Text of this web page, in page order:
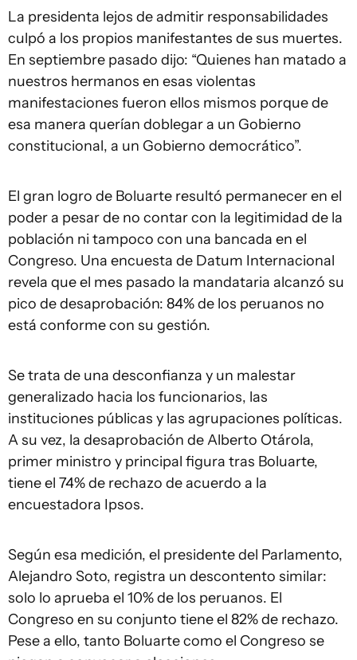
La presidenta lejos de admitir responsabilidades
culpó a los propios manifestantes de sus muertes.
En septiembre pasado dijo: “Quienes han matado a
nuestros hermanos en esas violentas
manifestaciones fueron ellos mismos porque de
esa manera querían doblegar a un Gobierno
constitucional, a un Gobierno democrático”.
El gran logro de Boluarte resultó permanecer en el
poder a pesar de no contar con la legitimidad de la
población ni tampoco con una bancada en el
Congreso. Una encuesta de Datum Internacional
revela que el mes pasado la mandataria alcanzó su
pico de desaprobación: 84% de los peruanos no
está conforme con su gestión.
Se trata de una desconfianza y un malestar
generalizado hacia los funcionarios, las
instituciones públicas y las agrupaciones políticas.
A su vez, la desaprobación de Alberto Otárola,
primer ministro y principal figura tras Boluarte,
tiene el 74% de rechazo de acuerdo a la
encuestadora Ipsos.
Según esa medición, el presidente del Parlamento,
Alejandro Soto, registra un descontento similar:
solo lo aprueba el 10% de los peruanos. El
Congreso en su conjunto tiene el 82% de rechazo.
Pese a ello, tanto Boluarte como el Congreso se